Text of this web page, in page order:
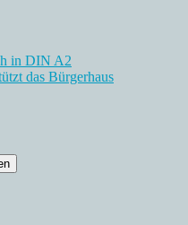
in DIN A2
das Bürgerhaus